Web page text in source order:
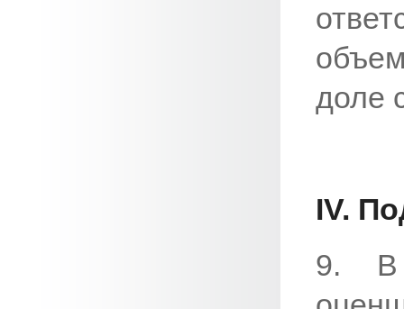
доле
IV.
9. В